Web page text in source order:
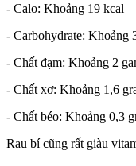
- Calo: Khoảng 19 kcal
- Carbohydrate: Khoảng
- Chất đạm: Khoảng 2
- Chất xơ: Khoảng 1,6
- Chất béo: Khoảng 0,3
Rau bí cũng rất giàu